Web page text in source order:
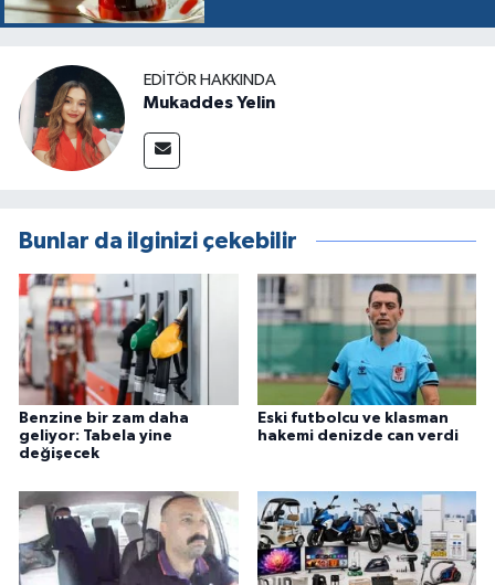
EDITÖR HAKKINDA
Mukaddes Yelin
Bunlar da ilginizi çekebilir
Benzine bir zam daha
geliyor: Tabela yine
değişecek
Eski futbolcu ve klasman
hakemi denizde can verdi